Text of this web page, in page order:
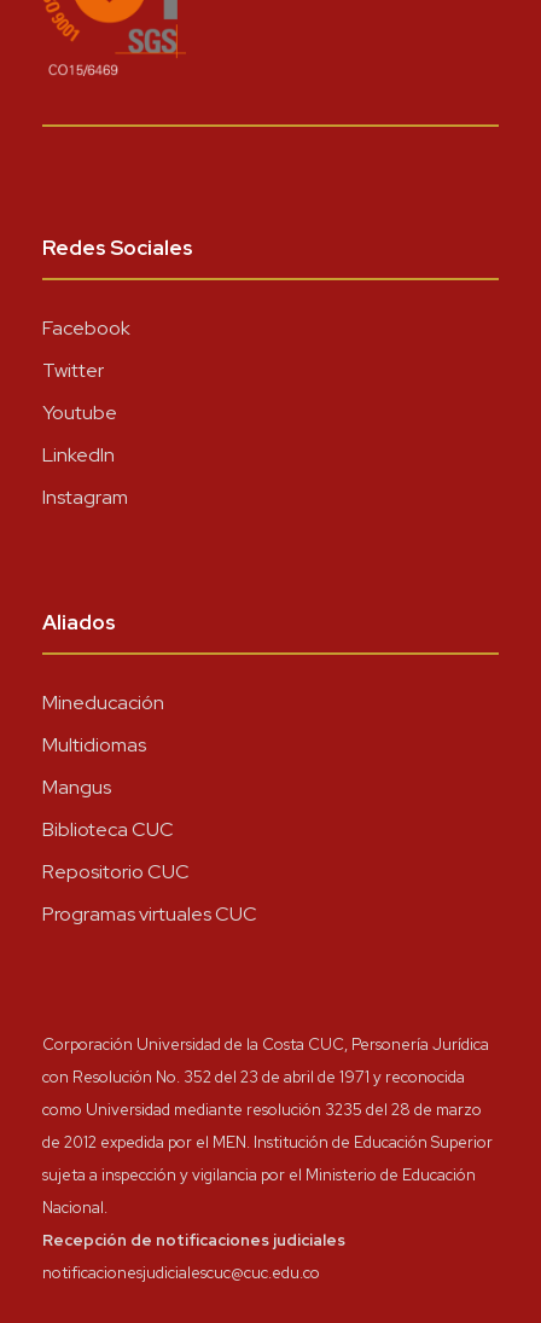
Redes Sociales
Facebook
Twitter
Youtube
LinkedIn
Instagram
Aliados
Mineducación
Multidiomas
Mangus
Biblioteca CUC
Repositorio CUC
Programas virtuales CUC
Corporación Universidad de la Costa CUC, Personería Jurídica
con Resolución No. 352 del 23 de abril de 1971 y reconocida
como Universidad mediante resolución 3235 del 28 de marzo
de 2012 expedida por el MEN. Institución de Educación Superior
sujeta a inspección y vigilancia por el Ministerio de Educación
Nacional.
Recepción de notificaciones judiciales
notificacionesjudicialescuc@cuc.edu.co